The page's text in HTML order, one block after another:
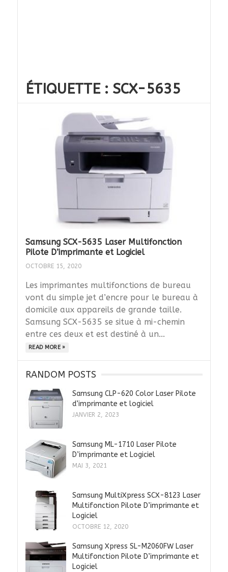
ÉTIQUETTE : SCX-5635
Samsung SCX-5635 Laser Multifonction
Pilote D’imprimante et Logiciel
OCTOBRE 15, 2020
Les imprimantes multifonctions de bureau
vont du simple jet d’encre pour le bureau à
domicile aux appareils de grande taille.
Samsung SCX-5635 se situe à mi-chemin
entre ces deux et est destiné à un...
READ MORE »
RANDOM POSTS
Samsung CLP-620 Color Laser Pilote
d’imprimante et logiciel
JANVIER 2, 2023
Samsung ML-1710 Laser Pilote
D’imprimante et Logiciel
MAI 3, 2021
Samsung MultiXpress SCX-8123 Laser
Multifonction Pilote D’imprimante et
Logiciel
OCTOBRE 12, 2020
Samsung Xpress SL-M2060FW Laser
Multifonction Pilote D’imprimante et
Logiciel